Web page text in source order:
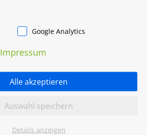
Google Analytics
Impressum
Alle akzeptieren
Auswahl speichern
Details anzeigen